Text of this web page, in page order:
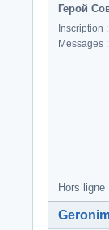
Герой
Inscription
Messages
Hors ligne